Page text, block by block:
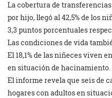
La cobertura de
por hijo, llegó al 42,5% de los
3,3 puntos porcentuales
Las condiciones de vida
El 18,1% de las niñeces viven
en situación de hacinamiento.
El informe revela que seis de
hogares con adultos en